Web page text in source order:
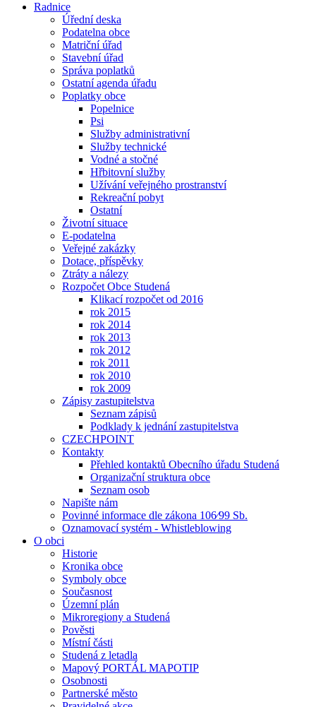
Radnice
Úřední deska
Podatelna obce
Matriční úřad
Stavební úřad
Správa poplatků
Ostatní agenda úřadu
Poplatky obce
Popelnice
Psi
Služby administrativní
Služby technické
Vodné a stočné
Hřbitovní služby
Užívání veřejného prostranství
Rekreační pobyt
Ostatní
Životní situace
E-podatelna
Veřejné zakázky
Dotace, příspěvky
Ztráty a nálezy
Rozpočet Obce Studená
Klikací rozpočet od 2016
rok 2015
rok 2014
rok 2013
rok 2012
rok 2011
rok 2010
rok 2009
Zápisy zastupitelstva
Seznam zápisů
Podklady k jednání zastupitelstva
CZECHPOINT
Kontakty
Přehled kontaktů Obecního úřadu Studená
Organizační struktura obce
Seznam osob
Napište nám
Povinné informace dle zákona 106⁄99 Sb.
Oznamovací systém - Whistleblowing
O obci
Historie
Kronika obce
Symboly obce
Současnost
Územní plán
Mikroregiony a Studená
Pověsti
Místní části
Studená z letadla
Mapový PORTÁL MAPOTIP
Osobnosti
Partnerské město